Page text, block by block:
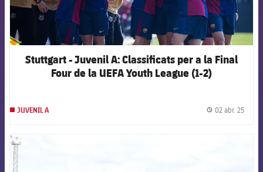
Stuttgart - Juvenil A: Classificats per a la Final
Four de la UEFA Youth League (1-2)
JUVENIL A 02 abr. 25